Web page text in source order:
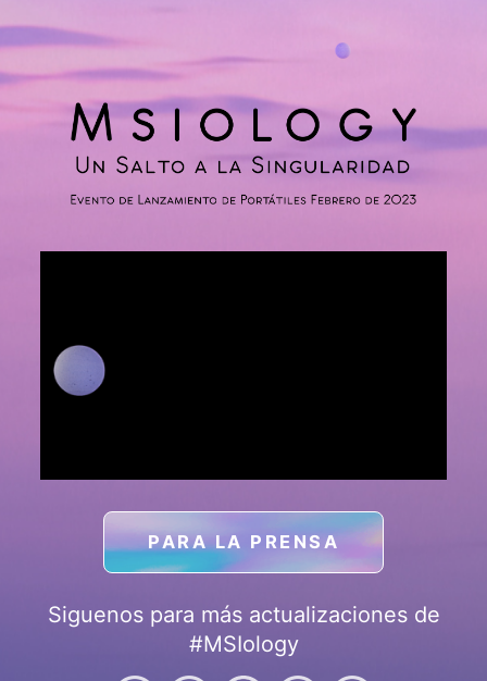
PARA LA PRENSA
Siguenos para más actualizaciones de
#MSIology